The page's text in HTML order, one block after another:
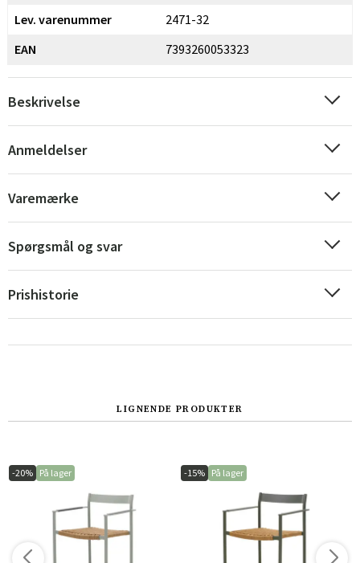
Lev. varenummer
2471-32
EAN
7393260053323
Beskrivelse
Anmeldelser
Varemærke
Spørgsmål og svar
Prishistorie
LIGNENDE PRODUKTER
-20% På lager -15% På lager